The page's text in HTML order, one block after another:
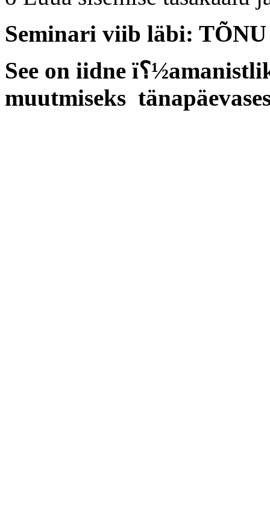
Seminari viib läbi:
See on iidne ï؟½amanistlik meetod oma isiksuse
muutmiseks